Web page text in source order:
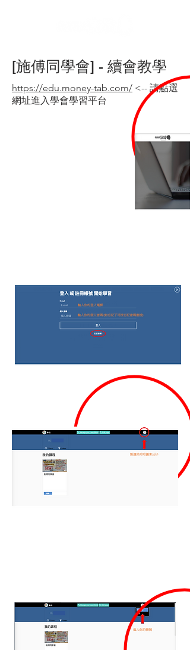
[施傅同學會] - 續會教學
https://edu.money-tab.com/ <-- 請點選
網址進入學會學習平台